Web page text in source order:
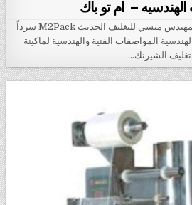
– ام تو باك
نقدم نحن مجموعة شركات المهندس منسي للتغليف الحديث M2Pack سرداً
المواصفات الفنية والهندسية لماكينة
تغليف الشيرنك…